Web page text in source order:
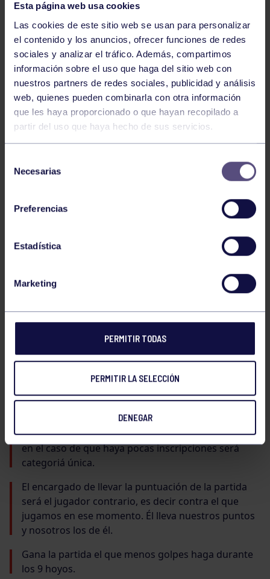
Esta página web usa cookies
Las cookies de este sitio web se usan para personalizar
el contenido y los anuncios, ofrecer funciones de redes
sociales y analizar el tráfico. Además, compartimos
información sobre el uso que haga del sitio web con
nuestros partners de redes sociales, publicidad y análisis
web, quienes pueden combinarla con otra información
que les haya proporcionado o que hayan recopilado a
partir del uso que haya hecho de sus servicios.
Necesarias
Preferencias
Estadística
Marketing
PERMITIR TODAS
PERMITIR LA SELECCIÓN
DENEGAR
Lunes 05 de septiembre a las 17:30h.
INSCRIPCIONES:
Del 22 de agosto al 01 de septiembre.
posterior.
NORMATIVA:
en el caso de que haya pocas inscripciones será
categoriá única.
El encargado de llevar la puntuación de la partida
será el jugador contrario, es decir contra el que
jugamos en ese momento. Él lleva nuestros puntos
y nosotros los de él.
Gana la partida el que menos golpes haga durante
los 9 hoyos.